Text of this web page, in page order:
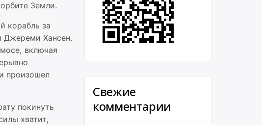
Земли.
корабль за
Джереми Хансен.
включая
произошел
покинуть
хватит,
Свежие
комментарии